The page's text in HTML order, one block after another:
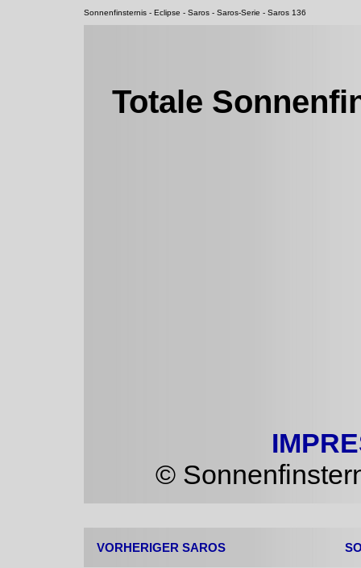
Sonnenfinsternis - Eclipse - Saros - Saros-Serie - Saros 136
Totale
©
VORHERIGER SAROS